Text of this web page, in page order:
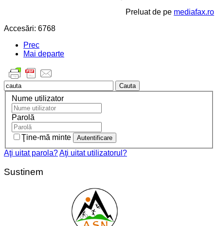
Preluat de pe mediafax.ro
Accesări: 6768
Prec
Mai departe
Cauta
Nume utilizator
Parolă
Ţine-mă minte
Aţi uitat parola?Aţi uitat utilizatorul?
Sustinem